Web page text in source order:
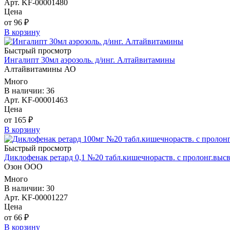
Арт. KF-00001480
Цена
от 96 ₽
В корзину
Быстрый просмотр
Ингалипт 30мл аэрозоль. д/инг. Алтайвитамины
Алтайвитамины АО
Много
В наличии: 36
Арт. KF-00001463
Цена
от 165 ₽
В корзину
Быстрый просмотр
Диклофенак ретард 0,1 №20 табл.кишечнораств. с
Озон ООО
Много
В наличии: 30
Арт. KF-00001227
Цена
от 66 ₽
В корзину